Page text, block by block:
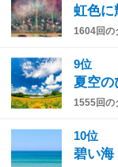
虹色に
1604回の
9位
夏空の
1555回の
10位
碧い海